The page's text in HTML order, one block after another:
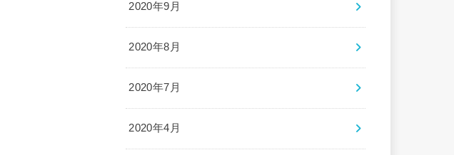
2020年9月
2020年8月
2020年7月
2020年4月